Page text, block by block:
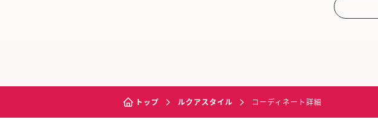
トップ ルクアスタイル コーディネート詳細